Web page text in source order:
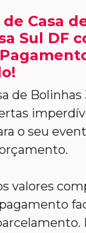
de Casa
Sul DF
de Bolinhas
o seu
valores